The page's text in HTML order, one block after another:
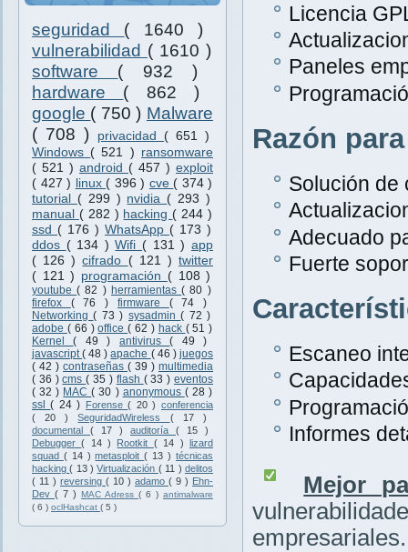
seguridad ( 1640 )
vulnerabilidad ( 1610 )
software ( 932 )
hardware ( 862 )
google ( 750 ) Malware
( 708 )
privacidad ( 651 )
Windows ( 521 ) ransomware
( 521 ) android ( 457 ) exploit
( 427 ) linux ( 396 ) cve ( 374 )
tutorial ( 299 ) nvidia ( 293 )
manual ( 282 ) hacking ( 244 )
ssd ( 176 ) WhatsApp ( 173 )
ddos ( 134 )Wifi ( 131 ) app
( 126 )cifrado ( 121 )twitter
( 121 ) programación ( 108 )
youtube( 82 ) herramientas( 80 )
firefox ( 76 ) firmware ( 74 )
Networking( 73 ) sysadmin( 72 )
adobe ( 66 )office( 62 ) hack ( 51 )
Kernel( 49 ) antivirus( 49 )
javascript( 48 )apache ( 46 ) juegos
( 42 ) contraseñas ( 39 ) multimedia
( 36 )cms( 35 ) flash ( 33 )eventos
( 32 ) MAC( 30 ) anonymous ( 28 )
ssl( 24 ) Forense( 20 ) conferencia
( 20 )SeguridadWireless ( 17 )
documental ( 17 ) auditoría ( 15 )
Debugger( 14 ) Rootkit ( 14 ) lizard
squad ( 14 )metasploit( 13 ) técnicas
hacking( 13 )Virtualización ( 11 ) delitos
( 11 ) reversing ( 10 ) adamo ( 9 ) Ehn-
Dev ( 7 ) MAC Adress ( 6 ) antimalware
( 6 ) oclHashcat ( 5 )
Licencia
Paneles
Razón
Solución de
Adecuado
Fuerte
Escaneo
Informes
Mejor
empresariales.